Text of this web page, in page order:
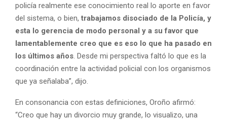
policía realmente ese conocimiento real lo aporte en favor
del sistema, o bien, trabajamos disociado de la Policía, y
esta lo gerencia de modo personal y a su favor que
lamentablemente creo que es eso lo que ha pasado en
los últimos años . Desde mi perspectiva faltó lo que es la
coordinación entre la actividad policial con los organismos
que ya señalaba”, dijo.
En consonancia con estas definiciones, Oroño afirmó:
“Creo que hay un divorcio muy grande, lo visualizo, una